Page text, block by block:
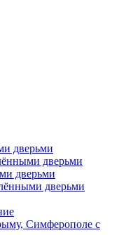
дверьми
дверьми
дверьми
дверьми
Симферополе с